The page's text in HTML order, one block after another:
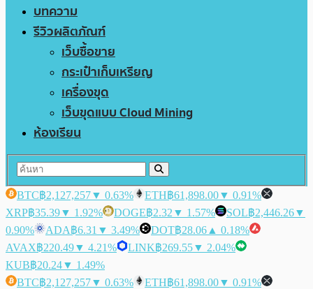
บทความ
รีวิวผลิตภัณฑ์
เว็บซื้อขาย
กระเป๋าเก็บเหรียญ
เครื่องขุด
เว็บขุดแบบ Cloud Mining
ห้องเรียน
BTC฿2,127,257▼ 0.63% ETH฿61,898.00▼ 0.91%
XRP฿35.39▼ 1.92% DOGE฿2.32 ▼ 1.57% SOL฿2,446.26▼
0.90%
ADA฿6.31 ▼ 3.49% DOT฿28.06 ▲ 0.18%
AVAX฿220.49▼ 4.21% LINK฿269.55▼ 2.04%
KUB฿20.24▼ 1.49%
BTC฿2,127,257▼ 0.63% ETH฿61,898.00▼ 0.91%